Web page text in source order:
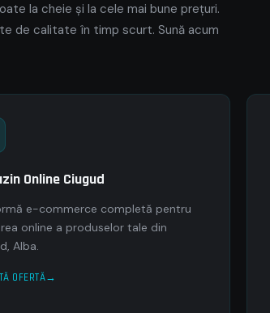
la cheie și la cele mai bune prețuri.
de calitate în timp scurt. Sună acum
Online Ciugud
e-commerce completă pentru
online a produselor tale din
Alba.
OFERTĂ